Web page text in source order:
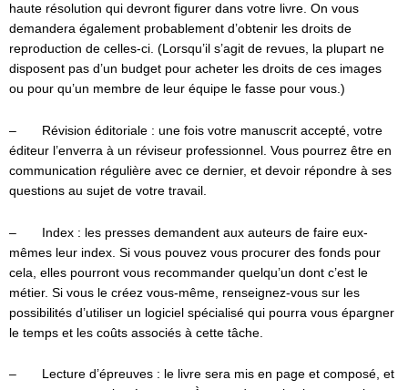
haute résolution qui devront figurer dans votre livre. On vous
demandera également probablement d’obtenir les droits de
reproduction de celles-ci. (Lorsqu’il s’agit de revues, la plupart ne
disposent pas d’un budget pour acheter les droits de ces images
ou pour qu’un membre de leur équipe le fasse pour vous.)
– Révision éditoriale : une fois votre manuscrit accepté, votre
éditeur l’enverra à un réviseur professionnel. Vous pourrez être en
communication régulière avec ce dernier, et devoir répondre à ses
questions au sujet de votre travail.
– Index : les presses demandent aux auteurs de faire eux-
mêmes leur index. Si vous pouvez vous procurer des fonds pour
cela, elles pourront vous recommander quelqu’un dont c’est le
métier. Si vous le créez vous-même, renseignez-vous sur les
possibilités d’utiliser un logiciel spécialisé qui pourra vous épargner
le temps et les coûts associés à cette tâche.
– Lecture d’épreuves : le livre sera mis en page et composé, et